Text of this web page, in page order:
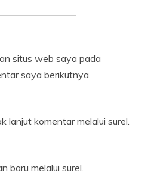
situs web saya pada
saya berikutnya.
lanjut komentar melalui surel.
baru melalui surel.